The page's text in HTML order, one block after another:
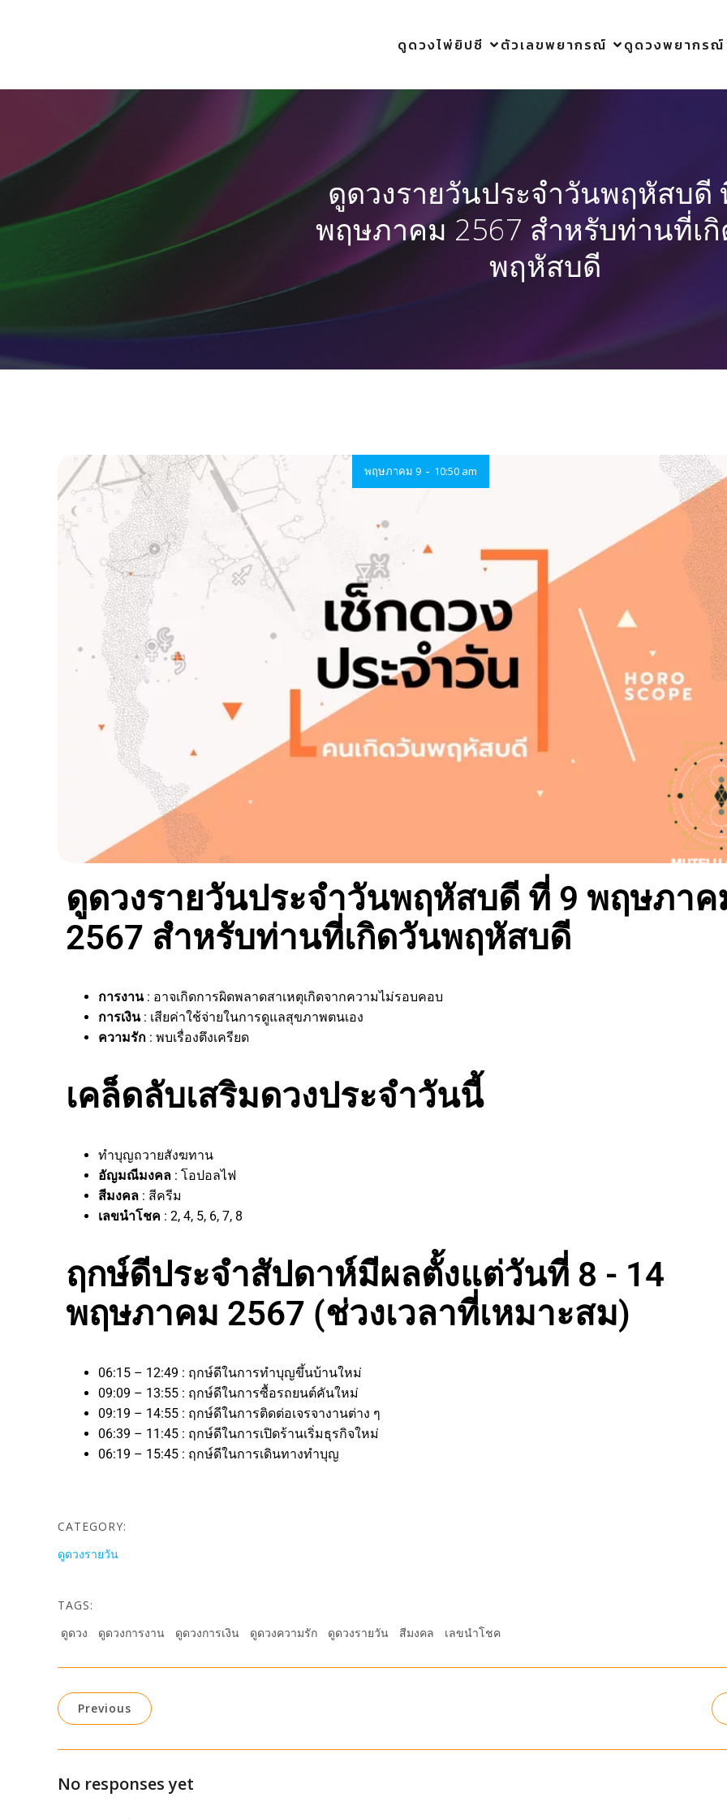
ดูดวงไพ่ยิปซี ตัวเลขพยากรณ์ ดูดวงพยากรณ์
ดูดวงรายวันประจำวันพฤหัสบดี
พฤษภาคม 2567 สำหรับท่านที่เ
พฤหัสบดี
พฤษภาคม 9 - 10:50 am
ดูดวงรายวันประจำวันพฤหัสบดี ที่ 9 พฤษภาค
2567 สำหรับท่านที่เกิดวันพฤหัสบดี
การงาน: อาจเกิดการผิดพลาดสาเหตุเกิดจากความไม่รอบคอบ
การเงิน: เสียค่าใช้จ่ายในการดูแลสุขภาพตนเอง
ความรัก : พบเรื่องตึงเครียด
เคล็ดลับเสริมดวงประจำวันนี้
ทำบุญถวายสังฆทาน
อัญมณีมงคล : โอปอลไฟ
สีมงคล : สีครีม
เลขนำโชค : 2, 4, 5, 6, 7, 8
ฤกษ์ดีประจำสัปดาห์มีผลตั้งแต่วันที่ 8 - 14
พฤษภาคม 2567 (ช่วงเวลาที่เหมาะสม)
06:15 – 12:49 : ฤกษ์ดีในการทำบุญขึ้นบ้านใหม่
09:09 – 13:55 : ฤกษ์ดีในการซื้อรถยนต์คันใหม่
09:19 – 14:55 : ฤกษ์ดีในการติดต่อเจรจางานต่าง ๆ
06:39 – 11:45 : ฤกษ์ดีในการเปิดร้านเริ่มธุรกิจใหม่
06:19 – 15:45 : ฤกษ์ดีในการเดินทางทำบุญ
CATEGORY:
ดูดวงรายวัน
TAGS:
ดูดวง
ดูดวงการงาน ดูดวงการเงิน ดูดวงความรัก ดูดวงรายวัน สีมงคล เลขนำโชค
Previous
No responses yet